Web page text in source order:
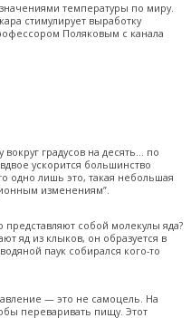
температуры по миру.
стимулирует выработку
Поляковым с канала
градусов на десять… по
ускорится большинство
одно лишь это, такая небольшая
изменениям”.
собой молекулы яда?
яд из клыков, он образуется в
паук собирался кого-то
— это не самоцель. На
переваривать пищу. Этот